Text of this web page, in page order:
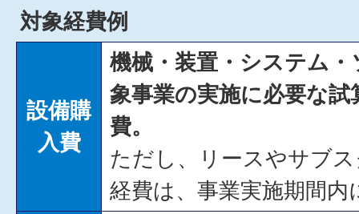
対象経費例
設備購
入費
機械・装置・システム
象事業の実施に必要な
費。
ただし、リースやサブ
経費は、事業実施期間